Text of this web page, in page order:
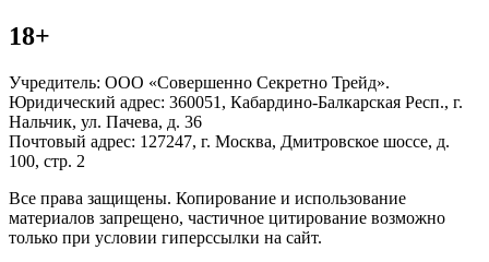
18+
Учредитель: ООО «Совершенно Секретно Трейд».
Юридический адрес: 360051, Кабардино-Балкарская Респ., г.
Нальчик, ул. Пачева, д. 36
Почтовый адрес: 127247, г. Москва, Дмитровское шоссе, д.
100, стр. 2
Все права защищены. Копирование и использование
материалов запрещено, частичное цитирование возможно
только при условии гиперссылки на сайт.